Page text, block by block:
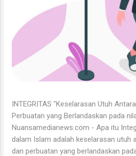
INTEGRITAS "Keselarasan Utuh
Perbuatan yang Berlandaskan pada
Nuansamedianews.com - Apa itu
dalam Islam adalah keselarasan utuh
dan perbuatan yang berlandaskan